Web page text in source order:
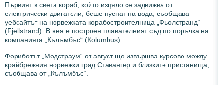
Първият в света кораб, който изцяло се задвижва от
електрически двигатели, беше пуснат на вода, съобщава
уебсайтът на норвежката корабостроителница „Фьолстранд“
(Fjellstrand). В нея е построен плавателният съд по поръчка на
компанията „Кълъмбъс“ (Kolumbus).
Фериботът „Медстраум“ от август ще извършва курсове между
крайбрежния норвежки град Ставангер и близките пристанища,
съобщава от „Кълъмбъс“.